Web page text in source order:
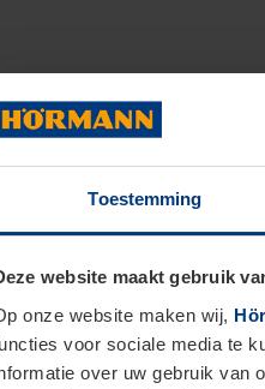
Toestemming
website maakt gebruik
onze website maken wij,
voor sociale media te
over uw gebruik van